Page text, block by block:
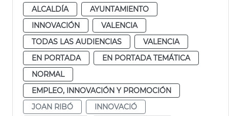
ALCALDÍA
AYUNTAMIENTO
INNOVACIÓN
VALENCIA
TODAS LAS AUDIENCIAS
VALENCIA
EN PORTADA
EN PORTADA TEMÁTICA
NORMAL
EMPLEO, INNOVACIÓN Y PROMOCIÓN
JOAN RIBÓ
INNOVACIÓ